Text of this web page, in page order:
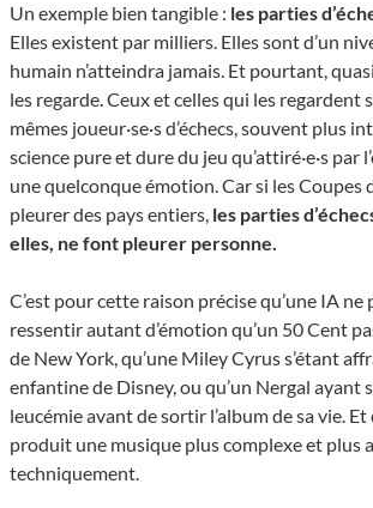
Un exemple bien tangible : les parties
Elles existent par milliers. Elles sont d’un
humain n’atteindra jamais. Et pourtant,
les regarde. Ceux et celles qui les regardent
mêmes joueur·se·s d’échecs, souvent plus
science pure et dure du jeu qu’attiré·e·s par
une quelconque émotion. Car si les Coupes
pleurer des pays entiers, les parties
elles, ne font pleurer personne.
C’est pour cette raison précise qu’une IA
ressentir autant d’émotion qu’un 50 Cent
de New York, qu’une Miley Cyrus s’étant
enfantine de Disney, ou qu’un Nergal ayant
leucémie avant de sortir l’album de sa vie. Et
produit une musique plus complexe et plus
techniquement.